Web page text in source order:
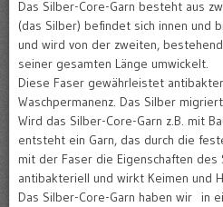
Das Silber-Core-Garn besteht aus
(das Silber) befindet sich innen und
und wird von der zweiten,
seiner gesamten Länge umwickelt.
Diese Faser gewährleistet
Waschpermanenz. Das Silber
Wird das Silber-Core-Garn z.B. mit
entsteht ein Garn, das durch die
mit der Faser die Eigenschaften
antibakteriell und wirkt Keimen und
Das Silber-Core-Garn haben wir in